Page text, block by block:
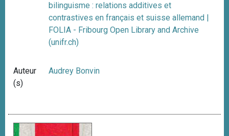
bilinguisme : relations additives et
contrastives en français et suisse allemand |
FOLIA - Fribourg Open Library and Archive
(unifr.ch)
Auteur
(s)
Audrey Bonvin